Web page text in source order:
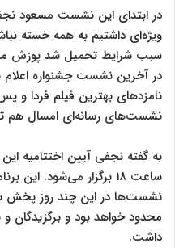
در ابتدای این نشست مسعود
ویژه‌ای داشتیم به همه خسته
سبب شرایط تحمیل شد پوزش
در آخرین نشست جشنواره اعلام
نامزدهای بهترین فیلم فردا و
نشست‌های رسانه‌ای امسال هم
ساعت ۱۸ برگزار می‌شود.
نشست‌ها در این چند روز پخش
محدود خواهد بود و برگزیدگان
داشت.